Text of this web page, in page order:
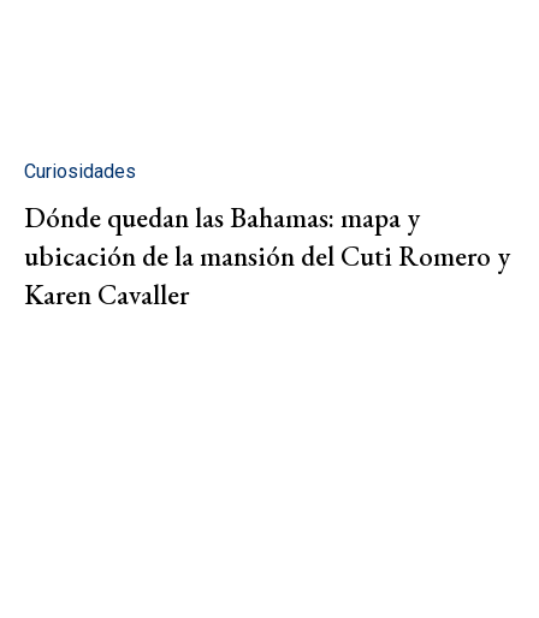
Curiosidades
Dónde quedan las Bahamas: mapa y
ubicación de la mansión del Cuti Romero y
Karen Cavaller